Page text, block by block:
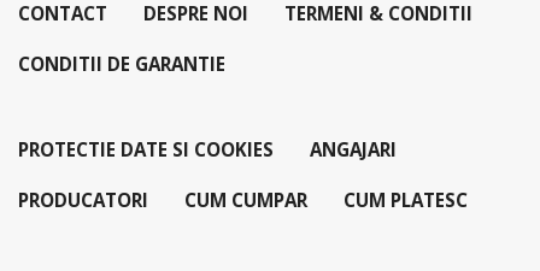
CONTACT DESPRE NOI TERMENI & CONDITII
CONDITII DE GARANTIE
PROTECTIE DATE SI COOKIES ANGAJARI
PRODUCATORI CUM CUMPAR CUM PLATESC